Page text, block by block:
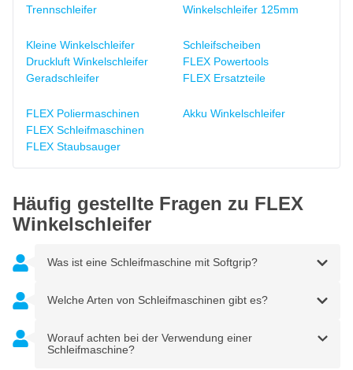
Trennschleifer
Winkelschleifer 125mm
Kleine Winkelschleifer
Druckluft Winkelschleifer
Geradschleifer
Schleifscheiben
FLEX Powertools
FLEX Ersatzteile
FLEX Poliermaschinen
FLEX Schleifmaschinen
FLEX Staubsauger
Akku Winkelschleifer
Häufig gestellte Fragen zu FLEX
Winkelschleifer
Was ist eine Schleifmaschine mit Softgrip?
Welche Arten von Schleifmaschinen gibt es?
Worauf achten bei der Verwendung einer
Schleifmaschine?